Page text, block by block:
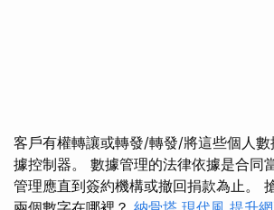
客戶有權轉讓或轉發/轉發/將這些個人
據控制器。 數據管理的法律依據是合同
管理應直到簽約機構或撤回捐款為止。